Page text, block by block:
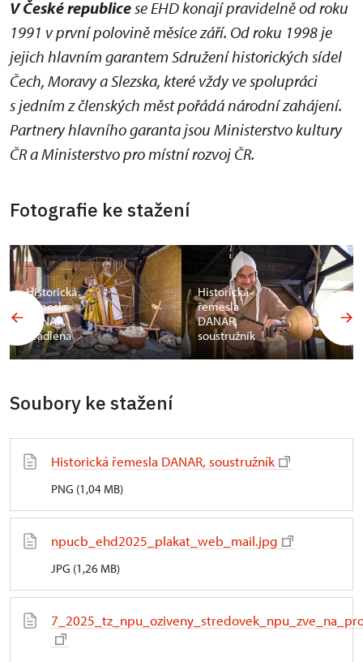
V České republicese EHD konají pravidelně od roku
1991 v první polovině měsíce září. Od roku 1998 je
jejich hlavním garantem Sdružení historických sídel
Čech, Moravy a Slezska, které vždy ve spolupráci
s jedním z členských měst pořádá národní zahájení.
Partnery hlavního garanta jsou Ministerstvo kultury
ČR a Ministerstvo pro místní rozvoj ČR.
Fotografie ke stažení
Historická
řemesla
DANAR,
přadlena
Historická
řemesla
DANAR,
soustružník
Soubory ke stažení
Historická řemesla DANAR, soustružník
PNG (1,04 MB)
npucb_ehd2025_plakat_web_mail.jpg
JPG (1,26 MB)